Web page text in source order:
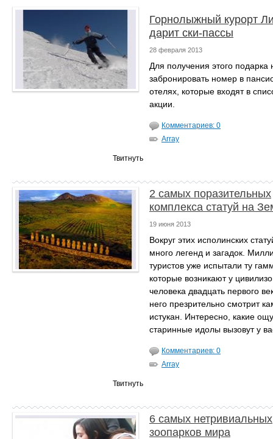
Горнолыжный курорт
дарит ски-пассы
28 февраля 2013
Для получения этого
забронировать номер в
отелях, которые входят в
акции.
Комментариев: 0
Array
Твитнуть
2 самых поразительных
комплекса статуй на
19 июня 2013
Вокруг этих исполинских
много легенд и загадок.
туристов уже испытали ту
которые возникают у
человека двадцать первого
него презрительно смотрит
истукан. Интересно, какие
старинные идолы вызовут у
Комментариев: 0
Array
Твитнуть
6 самых нетривиальных
зоопарков мира